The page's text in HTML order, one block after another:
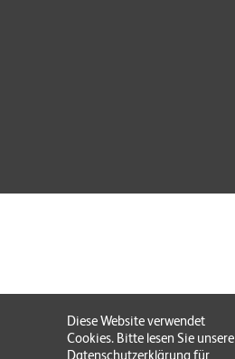
Diese Website verwendet
Cookies. Bitte lesen Sie unsere
Datenschutzerklärung für